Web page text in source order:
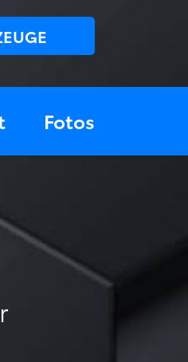
Fotos